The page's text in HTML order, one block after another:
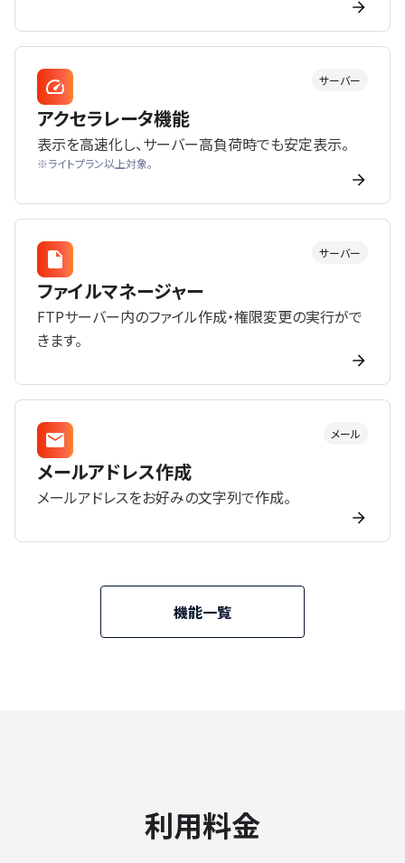
サーバー
アクセラレータ機能
表示を高速化し、サーバー高負荷時でも安定表示。
※ライトプラン以上対象。
サーバー
ファイルマネージャー
FTPサーバー内のファイル作成・権限変更の実行がで
きます。
メール
メールアドレス作成
メールアドレスをお好みの文字列で作成。
機能一覧
利用料金